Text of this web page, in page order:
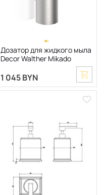
Дозатор для жидкого мыла
Decor Walther Mikado
0521176, сталь матовая
1 045 BYN